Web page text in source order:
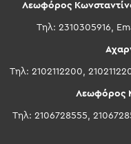
Λεωφόρος
Τηλ: 2310305916,
Τηλ: 2102112200,
Λεωφόρος
Τηλ: 2106728555,